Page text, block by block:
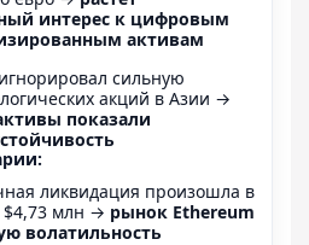
интерес к цифровым
активам
сильную
акций в Азии →
показали
ликвидация произошла в
$4,73 млн → рынок Ethereum
волатильность